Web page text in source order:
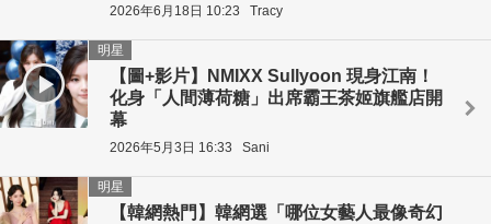
2026年6月18日 10:23 Tracy
【圖+影片】NMIXX Sullyoon 現身江南！
化身「人間薄荷糖」出席霸王茶姬旗艦店開
幕
明星
2026年5月3日 16:33 Sani
【韓網熱門】韓網選「哪位女藝人最像奇幻
明星